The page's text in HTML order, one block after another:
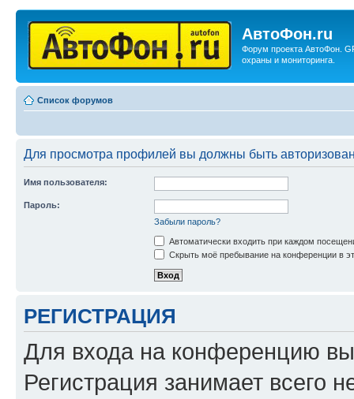
АвтоФон.ru
Форум проекта АвтоФон.
охраны и мониторинга.
Список форумов
Для просмотра профилей вы должны быть
Имя пользователя:
Пароль:
Забыли пароль?
Автоматически входить при каждом
Скрыть моё пребывание на конференции в
РЕГИСТРАЦИЯ
Для входа на конференцию
Регистрация занимает всего